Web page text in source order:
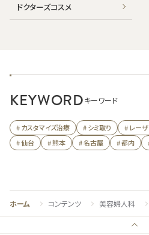
ドクターズコスメ
KEYWORDキーワード
# カスタマイズ治療 # シミ取り # レー
# 仙台
# 熊本 # 名古屋 # 都内
ホーム コンテンツ 美容婦人科